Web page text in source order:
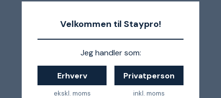
Velkommen til Staypro!
Jeg handler som:
Erhverv
ekskl. moms
Privatperson
inkl. moms